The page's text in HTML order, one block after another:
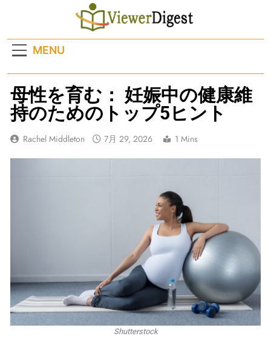
MENU
母性を育む： 妊娠中の健康維
持のためのトップ5ヒント
Rachel Middleton 7月 29, 2026 1 Mins
Shutterstock